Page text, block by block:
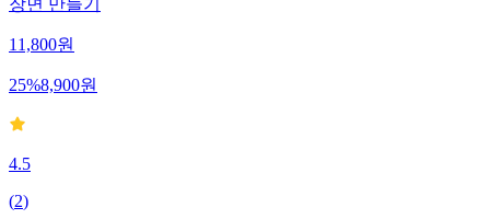
장면 만들기
11,800원
25%8,900원
4.5
(2)